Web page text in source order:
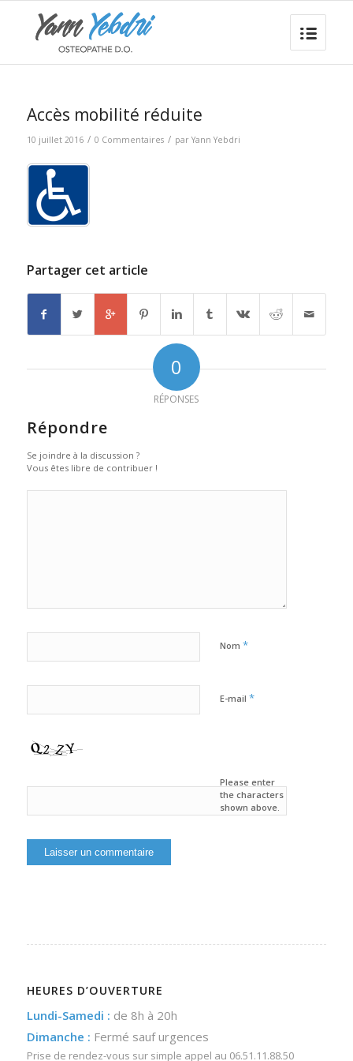
Accès mobilité réduite
10 juillet 2016 / 0 Commentaires / par Yann Yebdri
Partager cet article
0
RÉPONSES
Répondre
Se joindre à la discussion ?
Vous êtes libre de contribuer !
Nom *
E-mail *
Please enter
the characters
shown above.
HEURES D’OUVERTURE
Lundi-Samedi : de 8h à 20h
Dimanche : Fermé sauf urgences
Prise de rendez-vous sur simple appel au 06.51.11.88.50